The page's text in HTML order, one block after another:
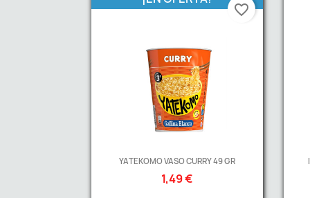
YATEKOMO VASO CURRY 49 GR
1,49 €
favorite_border